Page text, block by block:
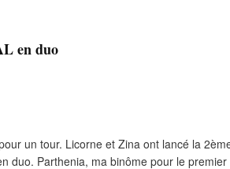
en duo
un tour. Licorne et Zina ont lancé la
duo. Parthenia, ma binôme pour le